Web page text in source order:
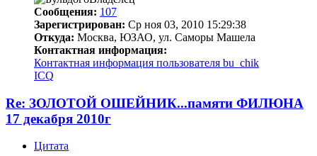
Сообщения: 107
Зарегистрирован: Ср ноя 03, 2010 15:29:38
Откуда: Москва, ЮЗАО, ул. Саморы Машела
Контактная информация:
Контактная информация пользователя bu_chik
ICQ
Re: ЗОЛОТОЙ ОШЕЙНИК...памяти ФИЛЮНА
17 декабря 2010г
Цитата